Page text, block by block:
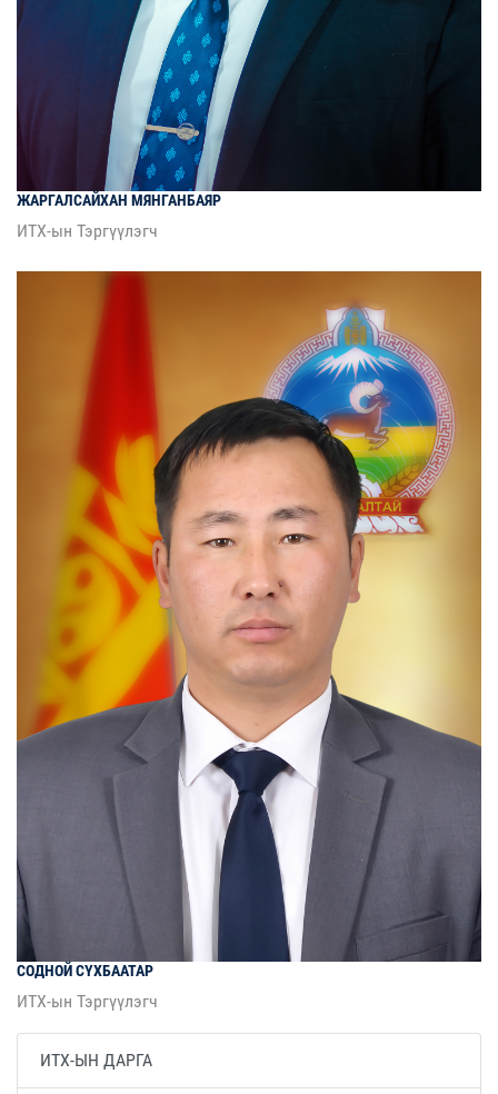
ЖАРГАЛСАЙХАН МЯНГАНБАЯР
ИТХ-ын Тэргүүлэгч
СОДНОЙСҮХБААТАР
ИТХ-ын Тэргүүлэгч
ИТХ-ЫН ДАРГА